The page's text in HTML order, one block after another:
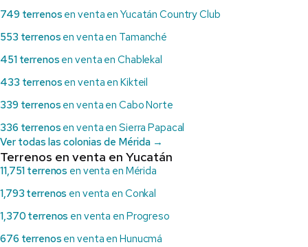
749 terrenos en venta en Yucatán Country Club
553 terrenos en venta en Tamanché
451 terrenos en venta en Chablekal
433 terrenos en venta en Kikteil
339 terrenos en venta en Cabo Norte
336 terrenos en venta en Sierra Papacal
Ver todas las colonias de Mérida →
Terrenos en venta en Yucatán
11,751 terrenos en venta en Mérida
1,793 terrenos en venta en Conkal
1,370 terrenos en venta en Progreso
676 terrenos en venta en Hunucmá